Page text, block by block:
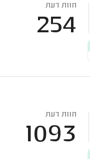
חוות דעת
254
חוות דעת
1093